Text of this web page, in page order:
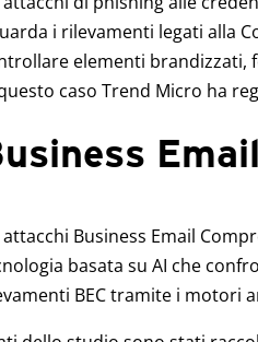
i rilevamenti legati alla
elementi brandizzati,
caso Trend Micro ha
attacchi Business Email
basata su AI che
BEC tramite i motori